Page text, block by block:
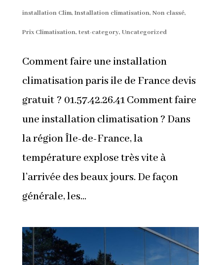
installation Clim, Installation climatisation, Non classé,
Prix Climatisation, test-category, Uncategorized
Comment faire une installation
climatisation paris ile de France devis
gratuit ? 01.57.42.26.41 Comment faire
une installation climatisation ? Dans
la région Île-de-France, la
température explose très vite à
l’arrivée des beaux jours. De façon
générale, les...